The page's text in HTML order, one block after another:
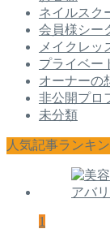
ネイルスク
会員様シー
メイクレッ
プライベー
オーナーの
非公開プロ
未分類
人気記事ランキ
1